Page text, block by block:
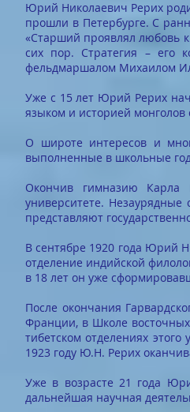
Юрий Николаевич Рерих
прошли в Петербурге. С
«Старший проявлял любовь
сих пор. Стратегия – его
фельдмаршалом Михаилом
Уже с 15 лет Юрий Рерих
языком и историей
О широте интересов и
выполненные в школьные
Окончив гимназию Карла
университете. Незаурядные
представляют
В сентябре 1920 года Юрий
отделение индийской
в 18 лет он уже
После окончания
Франции, в Школе
тибетском отделениях
1923 году Ю.Н. Рерих
Уже в возрасте 21 года
дальнейшая научная